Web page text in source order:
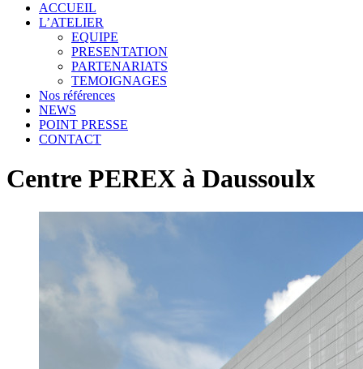
ACCUEIL
L’ATELIER
EQUIPE
PRESENTATION
PARTENARIATS
TEMOIGNAGES
Nos références
NEWS
POINT PRESSE
CONTACT
Centre PEREX à Daussoulx